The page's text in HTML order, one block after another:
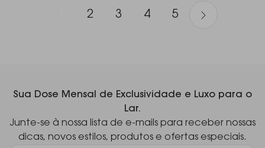
2 3 4 5
Sua Dose Mensal de Exclusividade e Luxo para o
Lar.
Junte-se à nossa lista de e-mails para receber nossas
dicas, novos estilos, produtos e ofertas especiais.